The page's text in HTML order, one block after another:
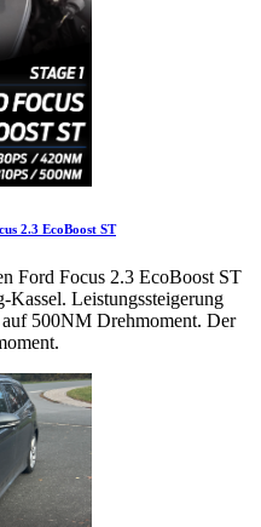
2.3 EcoBoost ST
Ford Focus 2.3 EcoBoost ST
Leistungssteigerung
500NM Drehmoment. Der